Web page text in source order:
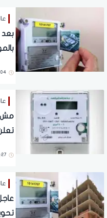
بعد
04 اغسطس 2026 | 01:50 مساءً
مش
27 يوليو 2026 | 11:00 صباحاً